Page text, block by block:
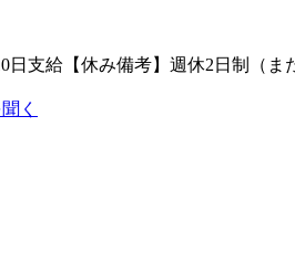
日支給【休み備考】週休2日制（